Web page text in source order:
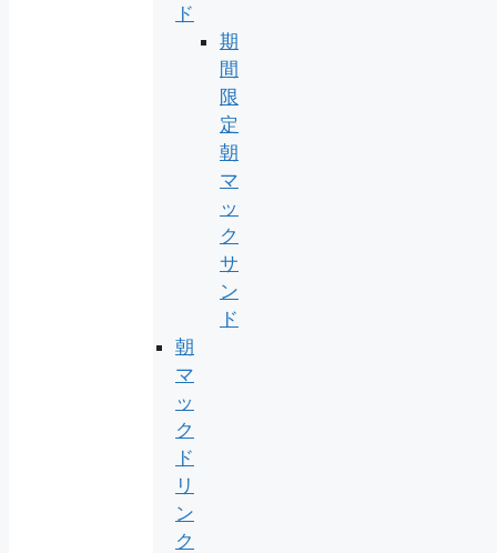
ド
期
間
限
定
朝
マ
ッ
ク
サ
ン
ド
朝
マ
ッ
ク
ド
リ
ン
ク